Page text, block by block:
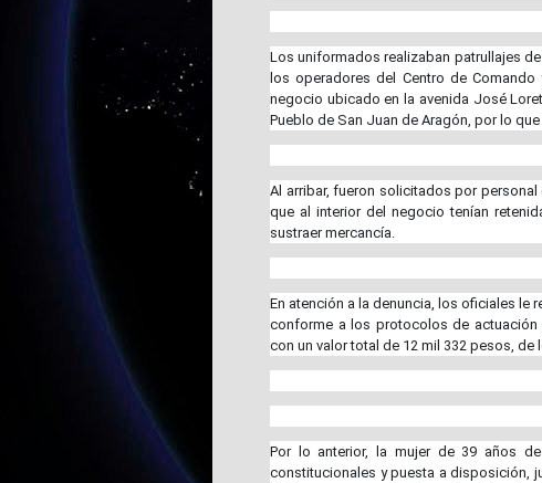
Los uniformados realizaban patrullajes
los operadores del Centro de
negocio ubicado en la avenida José
Pueblo de San Juan de Aragón, por lo
Al arribar, fueron solicitados por
que al interior del negocio tenían
sustraer mercancía.
En atención a la denuncia, los oficiales le
conforme a los protocolos de actuación
con un valor total de 12 mil 332 pesos,
Por lo anterior, la mujer de 39 años
constitucionales y puesta a disposición,